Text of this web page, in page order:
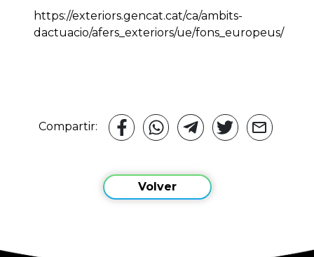
https://exteriors.gencat.cat/ca/ambits-
dactuacio/afers_exteriors/ue/fons_europeus/
Compartir:
Volver